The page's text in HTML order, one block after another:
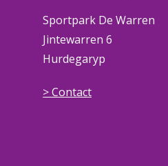
Sportpark De Warren
Jintewarren 6
Hurdegaryp
> Contact